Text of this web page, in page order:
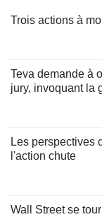
Trois actions à
Teva demande à
jury, invoquant la
Les perspectives
l'action chute
Wall Street se